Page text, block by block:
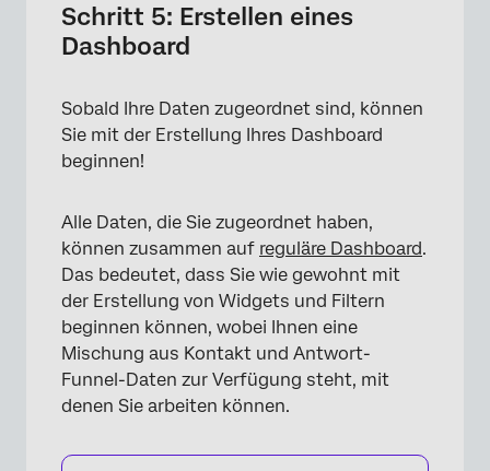
Schritt 5: Erstellen eines
Dashboard
Sobald Ihre Daten zugeordnet sind, können
Sie mit der Erstellung Ihres Dashboard
beginnen!
Alle Daten, die Sie zugeordnet haben,
können zusammen auf reguläre Dashboard.
Das bedeutet, dass Sie wie gewohnt mit
der Erstellung von Widgets und Filtern
beginnen können, wobei Ihnen eine
Mischung aus Kontakt und Antwort-
Funnel-Daten zur Verfügung steht, mit
denen Sie arbeiten können.